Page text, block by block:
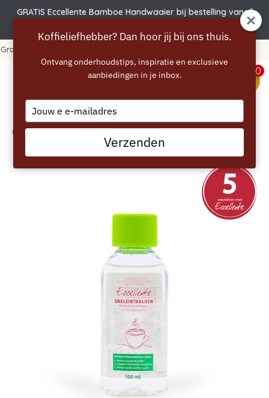
GRATIS Eccellente Bamboe Handwaaier bij bestelling vanaf
0
Home
Koffieliefhebber? Dan hoor jij bij ons thuis.
Ontvang onderhoudstips, inspiratie en exclusieve
aanbiedingen in je inbox.
Type
your
email
Verzenden